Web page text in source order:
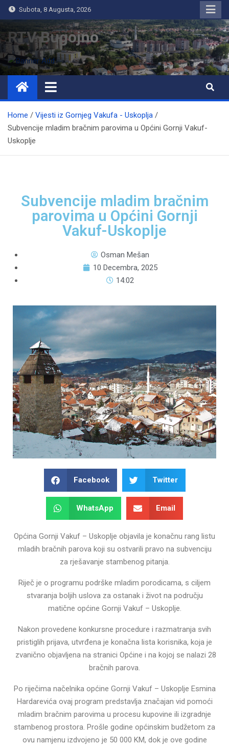
Subota, 8 Augusta, 2026
RTV Bugojno
Home
Vijesti iz Gornjeg Vakufa - Uskoplja
Subvencije mladim bračnim parovima u Općini Gornji Vakuf-
Uskoplje
Subvencije mladim bračnim
parovima u Općini Gornji
Vakuf-Uskoplje
Osman Mešan
10 Decembra, 2025
14:02
Facebook Twitter
WhatsApp Email
Općina Gornji Vakuf – Uskoplje objavila je konačnu rang listu
mladih bračnih parova koji su ostvarili pravo na subvenciju
za rješavanje stambenog pitanja.
Riječ je o programu podrške mladim porodicama, s ciljem
stvaranja boljih uslova za ostanak i život na području
matične općine Gornji Vakuf – Uskoplje.
Nakon provedene konkursne procedure i razmatranja svih
pristiglih prijava, utvrđena je konačna lista korisnika, koja je
zvanično objavljena na stranici Općine i na kojoj se nalazi 28
bračnih parova.
Po riječima načelnika općine Gornji Vakuf – Uskoplje Esmina
Hardarevića ovaj program predstavlja značajan vid pomoći
mladim bračnim parovima u procesu kupovine ili izgradnje
stambenog prostora. Prošle godine općinskim budžetom za
ovu namjenu izdvojeno je 50 000 KM, dok je ove godine